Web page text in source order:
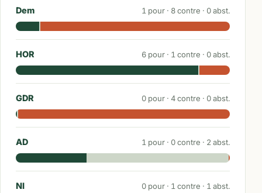
Dem 1 pour · 8contre · 0abst.
HOR 6 pour · 1 contre · 0abst.
GDR 0 pour · 4contre · 0abst.
AD 1 pour · 0contre · 2 abst.
NI 0 pour · 1 contre · 1 abst.